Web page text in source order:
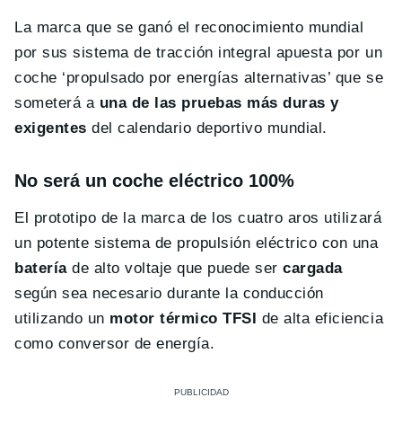
La marca que se ganó el reconocimiento mundial
por sus sistema de tracción integral apuesta por un
coche ‘propulsado por energías alternativas’ que se
someterá a una de las pruebas más duras y
exigentes del calendario deportivo mundial.
No será un coche eléctrico 100%
El prototipo de la marca de los cuatro aros utilizará
un potente sistema de propulsión eléctrico con una
bateríade alto voltaje que puede sercargada
según sea necesario durante la conducción
utilizando un motor térmico TFSI de alta eficiencia
como conversor de energía.